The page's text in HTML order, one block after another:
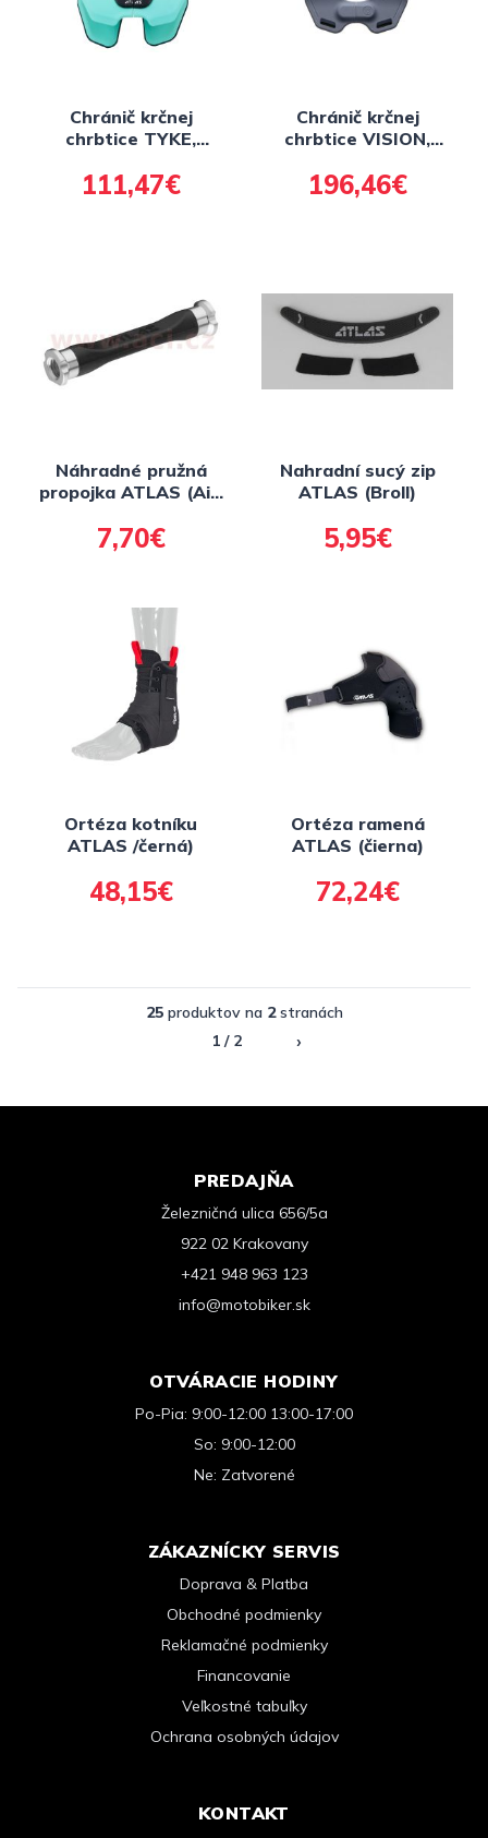
Chránič krčnej
chrbtice TYKE,
(tyrkysová)
111,47€
Chránič krčnej
chrbtice VISION,
(šedá/oranžová)
196,46€
Náhradné pružná
propojka ATLAS (Air,
Tyke)
7,70€
Nahradní sucý zip
ATLAS (Broll)
5,95€
Ortéza kotníku
ATLAS /černá)
48,15€
Ortéza ramená
ATLAS (čierna)
72,24€
25produktov na 2stranách
1 / 2
›
PREDAJŇA
Železničná ulica 656/5a
922 02 Krakovany
+421 948 963 123
info@motobiker.sk
OTVÁRACIE HODINY
Po-Pia: 9:00-12:00 13:00-17:00
So: 9:00-12:00
Ne: Zatvorené
ZÁKAZNÍCKY SERVIS
Doprava & Platba
Obchodné podmienky
Reklamačné podmienky
Financovanie
Veľkostné tabuľky
Ochrana osobných údajov
KONTAKT